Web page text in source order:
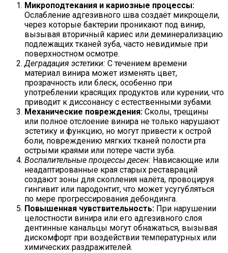
Микроподтекания и кариозные процессы:
Ослабление адгезивного шва создаёт микрощели,
через которые бактерии проникают под винир,
вызывая вторичный кариес или деминерализацию
подлежащих тканей зуба, часто невидимые при
поверхностном осмотре.
Деградация эстетики: С течением времени
материал винира может изменять цвет,
прозрачность или блеск, особенно при
употреблении красящих продуктов или курении, что
приводит к диссонансу с естественными зубами.
Механические повреждения: Сколы, трещины
или полное отслоение винира не только нарушают
эстетику и функцию, но могут привести к острой
боли, повреждению мягких тканей полости рта
острыми краями или потере части зуба.
Воспалительные процессы десен: Нависающие или
неадаптированные края старых реставраций
создают зоны для скопления налёта, провоцируя
гингивит или пародонтит, что может усугубляться
по мере прогрессирования дебондинга.
Повышенная чувствительность: При нарушении
целостности винира или его адгезивного слоя
дентинные канальцы могут обнажаться, вызывая
дискомфорт при воздействии температурных или
химических раздражителей.